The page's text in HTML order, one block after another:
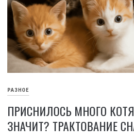
РАЗНОЕ
ПРИСНИЛОСЬ МНОГО
ЗНАЧИТ? ТРАКТОВАНИЕ